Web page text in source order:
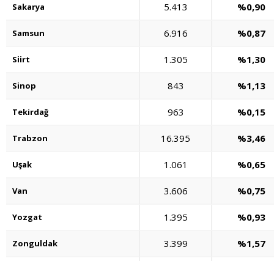
Sakarya 5.413 %0,90
Samsun 6.916 %0,87
Siirt 1.305 %1,30
Sinop 843 %1,13
Tekirdağ 963 %0,15
Trabzon 16.395 %3,46
Uşak 1.061 %0,65
Van 3.606 %0,75
Yozgat 1.395 %0,93
Zonguldak 3.399 %1,57